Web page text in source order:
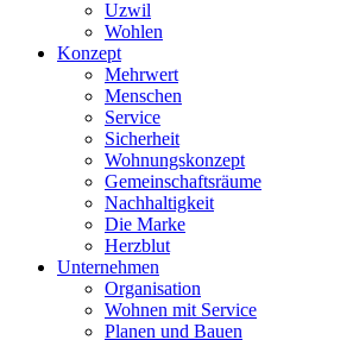
Uzwil
Wohlen
Konzept
Mehrwert
Menschen
Service
Sicherheit
Wohnungskonzept
Gemeinschaftsräume
Nachhaltigkeit
Die Marke
Herzblut
Unternehmen
Organisation
Wohnen mit Service
Planen und Bauen